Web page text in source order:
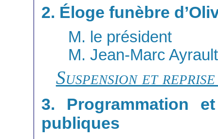
2. Éloge funèbre
M. le président
M. Jean-Marc
Suspension et
3. Programmation
publiques